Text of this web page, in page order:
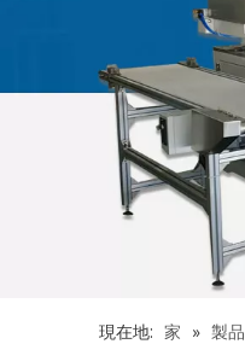
現在地: 家 » 製品